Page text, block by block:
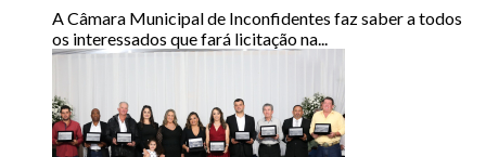
A Câmara Municipal de Inconfidentes faz saber a todos
os interessados que fará licitação na...